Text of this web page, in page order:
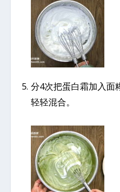
分4次把蛋白霜加入面
轻轻混合。